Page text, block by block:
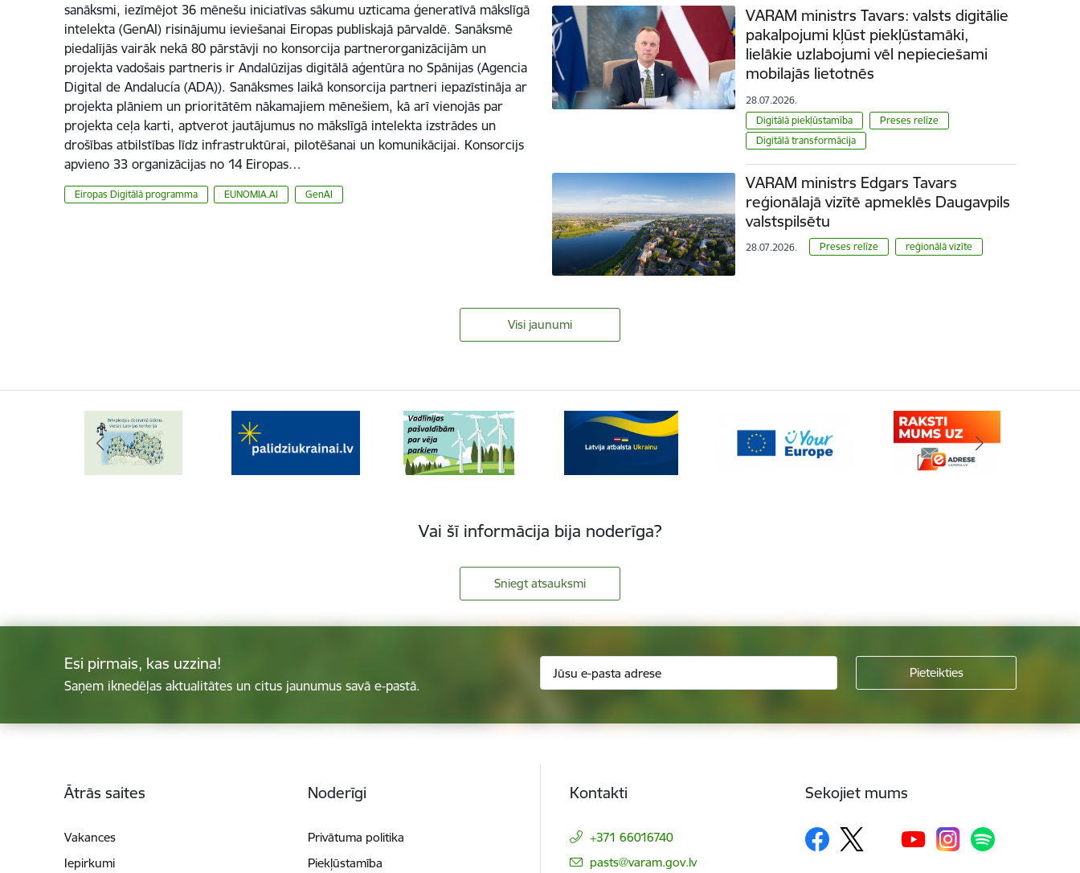
sanāksmi, iezīmējot 36 mēnešu iniciatīvas sākumu uzticama ģeneratīvā mākslīgā
intelekta (GenAI) risinājumu ieviešanai Eiropas publiskajā pārvaldē. Sanāksmē
piedalījās vairāk nekā 80 pārstāvji no konsorcija partnerorganizācijām un
projekta vadošais partneris ir Andalūzijas digitālā aģentūra no Spānijas (Agencia
Digital de Andalucía (ADA)). Sanāksmes laikā konsorcija partneri iepazīstināja ar
projekta plāniem un prioritātēm nākamajiem mēnešiem, kā arī vienojās par
projekta ceļa karti, aptverot jautājumus no mākslīgā intelekta izstrādes un
drošības atbilstības līdz infrastruktūrai, pilotēšanai un komunikācijai. Konsorcijs
apvieno 33 organizācijas no 14 Eiropas…
Eiropas Digitālā programma EUNOMIA.AI GenAI
VARAM ministrs Tavars: valsts digitālie
pakalpojumi kļūst piekļūstamāki,
lielākie uzlabojumi vēl nepieciešami
mobilajās lietotnēs
28.07.2026.
Digitālā piekļūstamība
Preses relīze
Digitālā transformācija
VARAM ministrs Edgars Tavars
reģionālajā vizītē apmeklēs Daugavpils
valstspilsētu
28.07.2026. Preses relīze reģionālā vizīte
Visi jaunumi
Vai šī informācija bija noderīga?
Sniegt atsauksmi
Esi pirmais, kas uzzina!
Saņem iknedēļas aktualitātes un citus jaunumus savā e-pastā.
Ātrās saites
Vakances
Iepirkumi
Noderīgi
Privātuma politika
Piekļūstamība
Kontakti
+371 66016740
E-pasts:
pasts@varam.gov.lv
Sekojiet mums